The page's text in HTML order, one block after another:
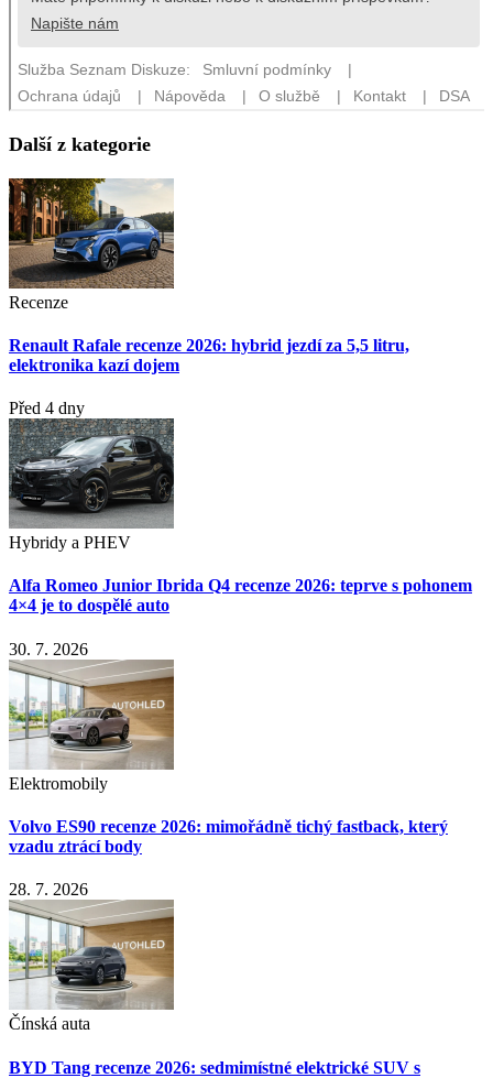
Další z kategorie
Recenze
Renault Rafale recenze 2026: hybrid jezdí za 5,5 litru,
elektronika kazí dojem
Před 4 dny
Hybridy a PHEV
Alfa Romeo Junior Ibrida Q4 recenze 2026: teprve s pohonem
4×4 je to dospělé auto
30. 7. 2026
Elektromobily
Volvo ES90 recenze 2026: mimořádně tichý fastback, který
vzadu ztrácí body
28. 7. 2026
Čínská auta
BYD Tang recenze 2026: sedmimístné elektrické SUV s